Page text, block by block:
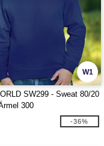
W1
SW299 - Sweat 80/20
300
-36%